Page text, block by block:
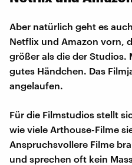
Aber natürlich geht es
Netflix und Amazon vorn,
größer als die der Studios.
gutes Händchen. Das
angelaufen.
Für die Filmstudios stellt
wie viele Arthouse-Filme
Anspruchsvollere Filme
und sprechen oft kein